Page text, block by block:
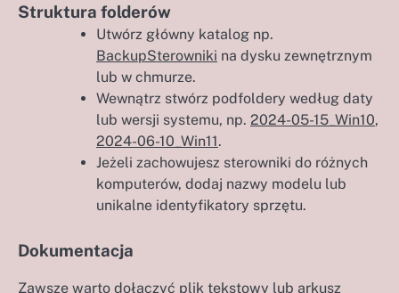
Struktura folderów
Utwórz główny katalog np.
BackupSterowniki na dysku zewnętrznym
lub w chmurze.
Wewnątrz stwórz podfoldery według daty
lub wersji systemu, np. 2024-05-15_Win10,
2024-06-10_Win11.
Jeżeli zachowujesz sterowniki do różnych
komputerów, dodaj nazwy modelu lub
unikalne identyfikatory sprzętu.
Dokumentacja
Zawsze warto dołączyć plik tekstowy lub arkusz